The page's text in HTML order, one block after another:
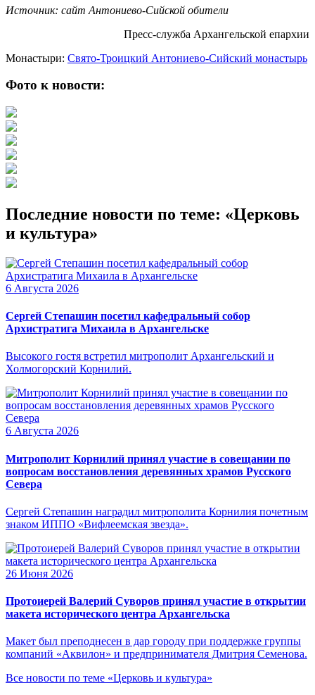
Источник: сайт Антониево-Сийской обители
Пресс-служба Архангельской епархии
Монастыри: Свято-Троицкий Антониево-Сийский монастырь
Фото к новости:
Последние новости по теме: «Церковь
и культура»
6 Августа 2026
Сергей Степашин посетил кафедральный собор
Архистратига Михаила в Архангельске
Высокого гостя встретил митрополит Архангельский и
Холмогорский Корнилий.
6 Августа 2026
Митрополит Корнилий принял участие в совещании по
вопросам восстановления деревянных храмов Русского
Севера
Сергей Степашин наградил митрополита Корнилия почетным
знаком ИППО «Вифлеемская звезда».
26 Июня 2026
Протоиерей Валерий Суворов принял участие в открытии
макета исторического центра Архангельска
Макет был преподнесен в дар городу при поддержке группы
компаний «Аквилон» и предпринимателя Дмитрия Семенова.
Все новости по теме «Церковь и культура»